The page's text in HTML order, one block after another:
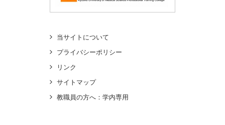
当サイトについて
プライバシーポリシー
リンク
サイトマップ
教職員の方へ：学内専用